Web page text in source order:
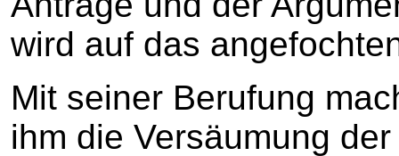
wird auf das
Mit seiner Berufung
ihm die Versäumung